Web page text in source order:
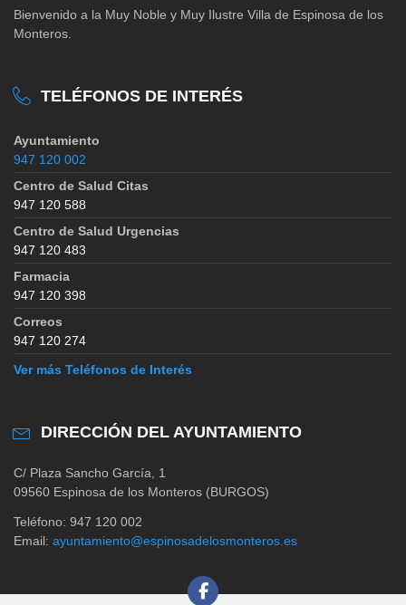
Bienvenido a la Muy Noble y Muy Ilustre Villa de Espinosa de los
Monteros.
TELÉFONOS DE INTERÉS
Ayuntamiento
947 120 002
Centro de Salud Citas
947 120 588
Centro de Salud Urgencias
947 120 483
Farmacia
947 120 398
Correos
947 120 274
Ver más Teléfonos de Interés
DIRECCIÓN DEL AYUNTAMIENTO
C/ Plaza Sancho García, 1
09560 Espinosa de los Monteros (BURGOS)
Teléfono: 947 120 002
Email: ayuntamiento@espinosadelosmonteros.es